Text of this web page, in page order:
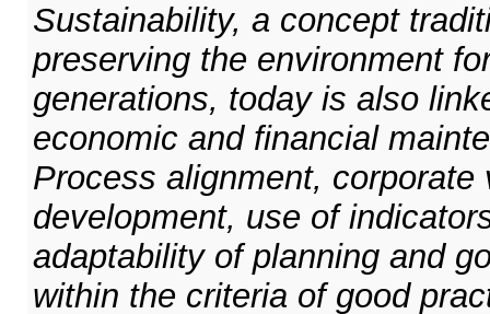
Sustainability, a concept
preserving the environment
generations, today is also
economic and financial
Process alignment, corporate
development, use of
adaptability of planning and
within the criteria of good